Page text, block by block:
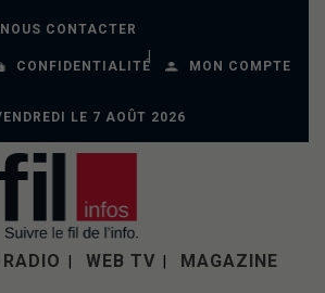
NOUS CONTACTER
CONFIDENTIALITÉ MON COMPTE
LE 7 AOÛT 2026
WEB TV MAGAZINE